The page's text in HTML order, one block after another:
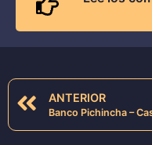
ANTERIOR